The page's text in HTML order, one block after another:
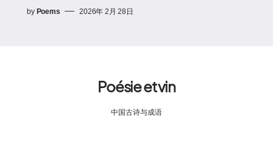
by Poems 2026年 2月 28日
Poésie et vin
中国古诗与成语